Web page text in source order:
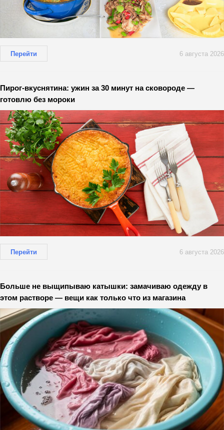
Перейти 6 августа 2026
Пирог-вкуснятина: ужин за 30 минут на сковороде —
готовлю без мороки
Перейти 6 августа 2026
Больше не выщипываю катышки: замачиваю одежду в
этом растворе — вещи как только что из магазина